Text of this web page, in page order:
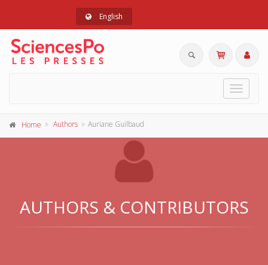
English
Toggle
Home Authors Auriane Guilbaud
AUTHORS & CONTRIBUTORS